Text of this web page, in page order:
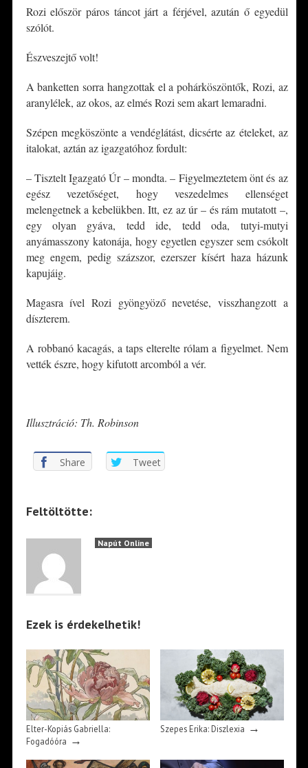
Rozi először páros táncot járt a férjével, azután ő egyedül
szólót.
Észveszejtő volt!
A banketten sorra hangzottak el a pohárköszöntők, Rozi, az
aranylélek, az okos, az elmés Rozi sem akart lemaradni.
Szépen megköszönte a vendéglátást, dicsérte az ételeket, az
italokat, aztán az igazgatóhoz fordult:
– Tisztelt Igazgató Úr – mondta. – Figyelmeztetem önt és az
egész vezetőséget, hogy veszedelmes ellenséget
melengetnek a kebelükben. Itt, ez az úr – és rám mutatott –,
egy olyan gyáva, tedd ide, tedd oda, tutyi-mutyi
anyámasszony katonája, hogy egyetlen egyszer sem csókolt
meg engem, pedig százszor, ezerszer kísért haza házunk
kapujáig.
Magasra ível Rozi gyöngyöző nevetése, visszhangzott a
díszterem.
A robbanó kacagás, a taps elterelte rólam a figyelmet. Nem
vették észre, hogy kifutott arcomból a vér.
Illusztráció: Th. Robinson
Share Tweet
Feltöltötte:
Napút Online
Ezek is érdekelhetik!
Elter-Kopiás Gabriella:
Fogadóóra →
Szepes Erika: Diszlexia →